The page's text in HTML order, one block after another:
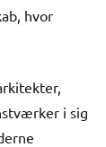
hvor
i sig